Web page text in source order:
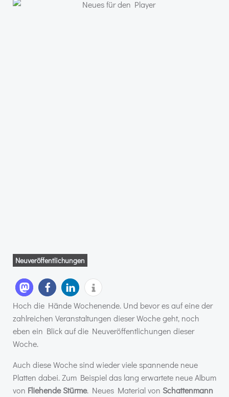
Neuveröffentlichungen
Hoch die Hände Wochenende. Und bevor es auf eine der
zahlreichen Veranstaltungen dieser Woche geht, noch
eben ein Blick auf die Neuveröffentlichungen dieser
Woche.
Auch diese Woche sind wieder viele spannende neue
Platten dabei. Zum Beispiel das lang erwartete neue Album
von Fliehende Stürme. Neues Material von Schattenmann